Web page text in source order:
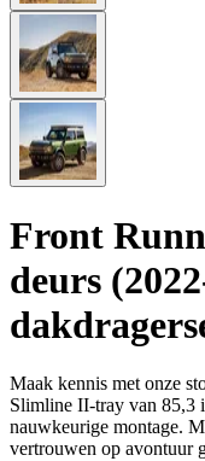
Front
deurs
Maak kennis met onze
Slimline II-tray van 85,3
nauwkeurige montage.
vertrouwen op avontuur